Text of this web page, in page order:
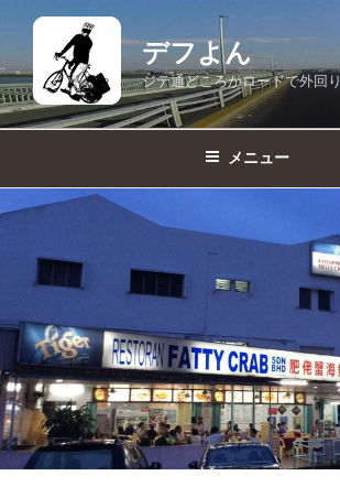
テ
ン
ツ
ッ
デフよん
ジテ通どころかロードで外回り
メニュー